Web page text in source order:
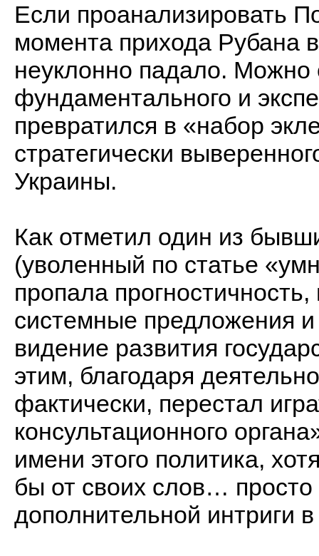
Если проанализировать
момента прихода Рубана
неуклонно падало. Можно
фундаментального и
превратился в «набор
стратегически
Украины.
Как отметил один из
(уволенный по статье
пропала
системные предложения и
видение развития
этим, благодаря
фактически, перестал
консультационного
имени этого политика,
бы от своих слов… просто
дополнительной интриги